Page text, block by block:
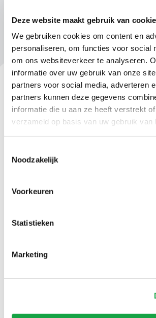
Deze website maakt gebruik van
We gebruiken cookies om content en
personaliseren, om functies voor social
om ons websiteverkeer te analyseren.
informatie over uw gebruik van onze
partners voor social media, adverteren
partners kunnen deze gegevens
informatie die u aan ze heeft verstrekt
verzameld op basis van uw gebruik van
Noodzakelijk
Voorkeuren
Statistieken
Marketing
Contact
Ma t/m vr 09.00 tot 17:00 uur
LinkedIn Omgevingsdienst Haaglanden
Instagram Omgevingsdienst
X Omgevingsdienst
Facebook
Overlast melden?
0888 - 333 555